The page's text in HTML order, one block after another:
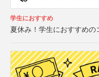
学生におすすめ
夏休み！学生におすすめの